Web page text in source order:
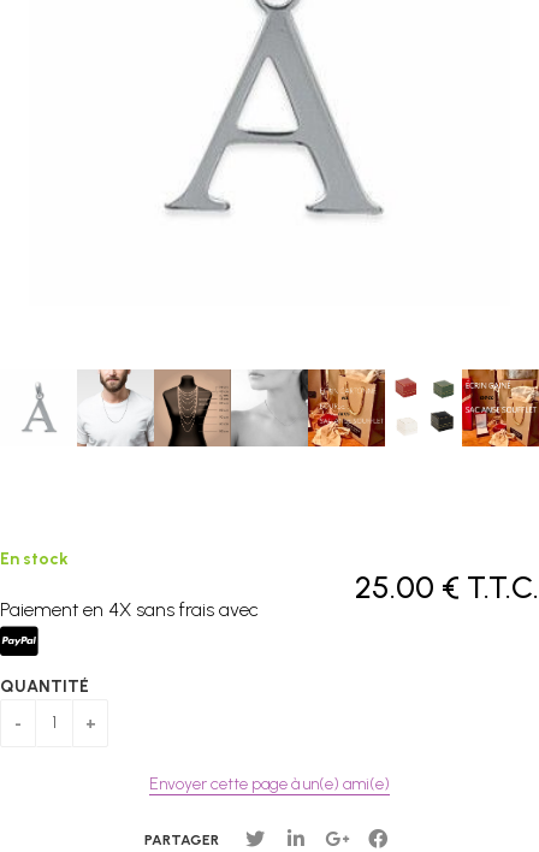
25.00 € T.T.C.
En stock
Paiement en 4X sans frais avec
QUANTITÉ
Envoyer cette page à un(e) ami(e)
PARTAGER